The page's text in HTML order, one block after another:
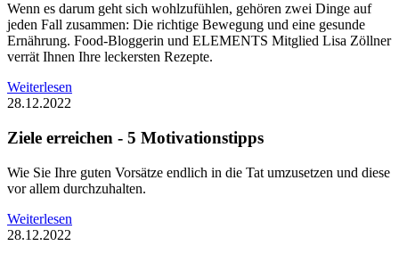
Wenn es darum geht sich wohlzufühlen, gehören zwei Dinge auf
jeden Fall zusammen: Die richtige Bewegung und eine gesunde
Ernährung. Food-Bloggerin und ELEMENTS Mitglied Lisa Zöllner
verrät Ihnen Ihre leckersten Rezepte.
Weiterlesen
28.12.2022
Ziele erreichen - 5 Motivationstipps
Wie Sie Ihre guten Vorsätze endlich in die Tat umzusetzen und diese
vor allem durchzuhalten.
Weiterlesen
28.12.2022